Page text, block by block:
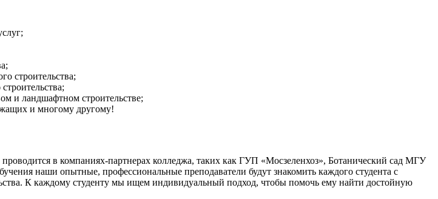
строительства;
и ландшафтном строительстве;
и многому другому!
в компаниях-партнерах колледжа, таких как ГУП «Мосзеленхоз», Ботанический сад МГУ
наши опытные, профессиональные преподаватели будут знакомить каждого студента с
К каждому студенту мы ищем индивидуальный подход, чтобы помочь ему найти достойную